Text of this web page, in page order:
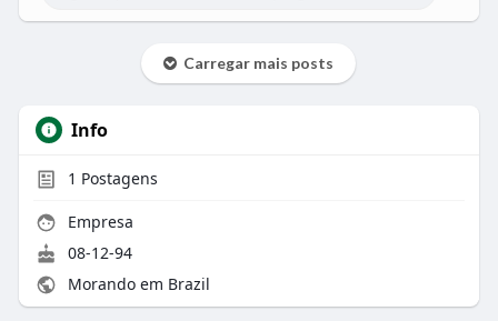
Carregar mais posts
Info
1 Postagens
Empresa
08-12-94
Morando em Brazil